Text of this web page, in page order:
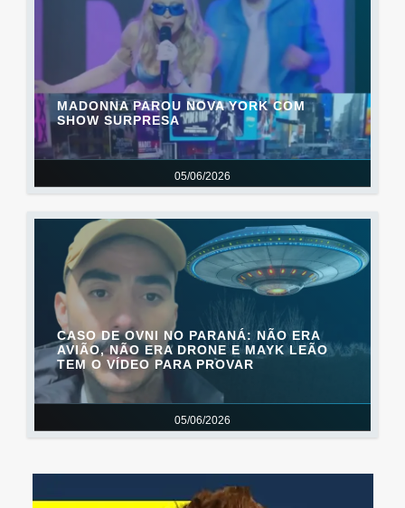
05/06/2026
MADONNA PAROU NOVA YORK COM
SHOW SURPRESA
05/06/2026
CASO DE OVNI NO PARANÁ: NÃO ERA
AVIÃO, NÃO ERA DRONE E MAYK LEÃO
TEM O VÍDEO PARA PROVAR